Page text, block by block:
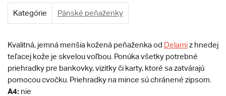
Kategórie Pánské peňaženky
Kvalitná, jemná menšia kožená peňaženka od Delamiz hnedej
teľacej kože je skvelou voľbou. Ponúka všetky potrebné
priehradky pre bankovky, vizitky či karty, ktoré sa zatvárajú
pomocou cvočku. Priehradky na mince sú chránené zipsom.
A4: nie